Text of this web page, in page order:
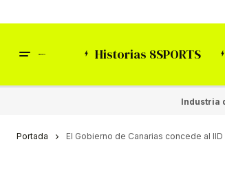
Historias 8SPORTS
Industria
Portada El Gobierno de Canarias concede al